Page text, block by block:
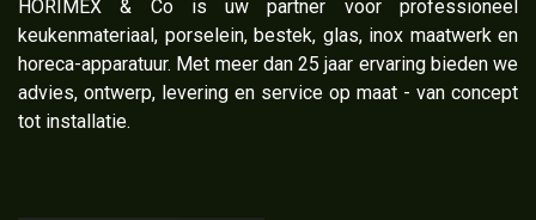
​HORIMEX & Co is uw partner voor professioneel
keukenmateriaal, porselein, bestek, glas, inox maatwerk en
horeca-apparatuur. Met meer dan 25 jaar ervaring bieden we
advies, ontwerp, levering en service op maat - van concept
tot installatie.